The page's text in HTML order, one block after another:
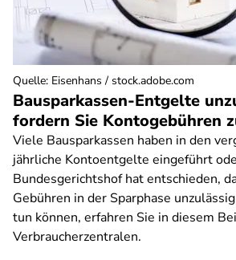
Bausparkassen-Entgelte
fordern Sie Kontogebühren
Viele Bausparkassen haben in den
jährliche Kontoentgelte eingeführt
Bundesgerichtshof hat entschieden,
Gebühren in der Sparphase
tun können, erfahren Sie in diesem
Verbraucherzentralen.
Quelle: Eisenhans / stock.adobe.com